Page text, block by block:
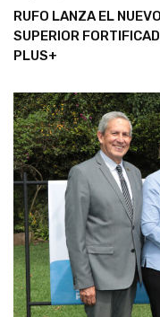
RUFO LANZA EL
SUPERIOR
PLUS+